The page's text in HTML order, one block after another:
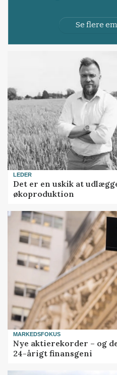
Se flere
LEDER
Det er en uskik at
økoproduktion
MARKEDSFOKUS
Nye aktierekorder – og
24-årigt finansgeni